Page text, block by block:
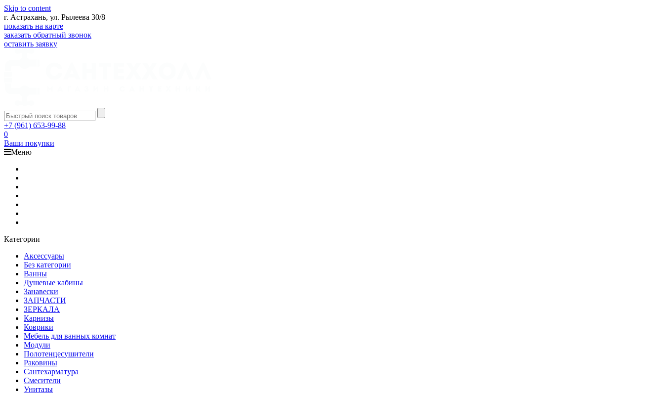
Skip to content
г. Астрахань, ул. Рылеева 30/8
показать на карте
заказать обратный звонок
оставить заявку
+7 (961) 653-99-88
0
Ваши покупки
Меню
Категории
Аксессуары
Без категории
Ванны
Душевые кабины
Занавески
ЗАПЧАСТИ
ЗЕРКАЛА
Карнизы
Коврики
Мебель для ванных комнат
Модули
Полотенцесушители
Раковины
Сантехарматура
Смесители
Унитазы